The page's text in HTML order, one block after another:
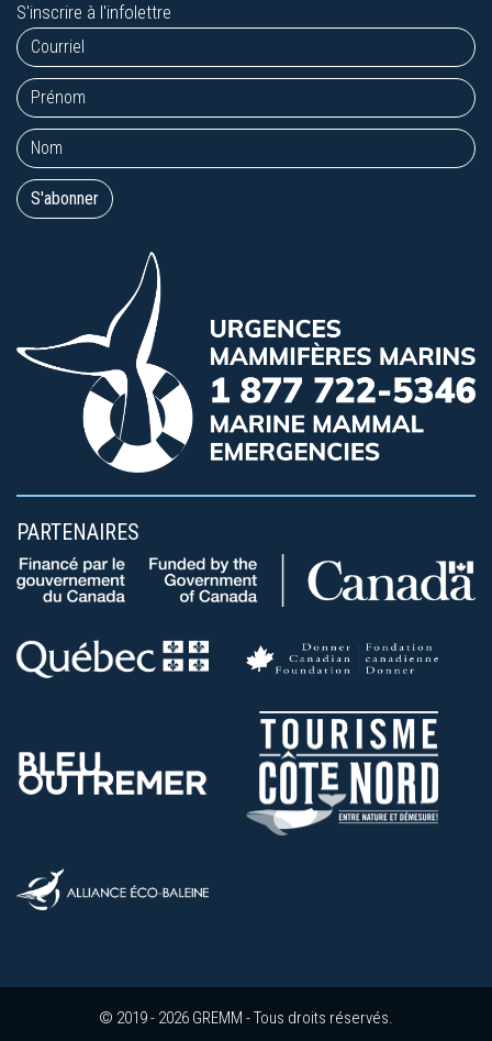
S'inscrire à l'infolettre
PARTENAIRES
© 2019 - 2026 GREMM - Tous droits réservés.